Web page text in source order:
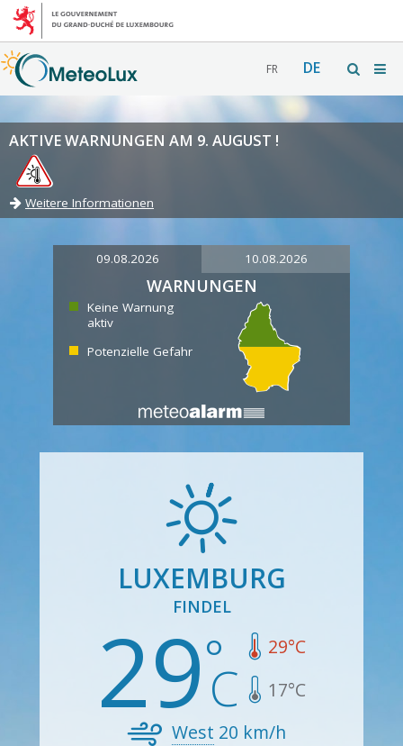
FR DE
AKTIVE WARNUNGEN AM 9. AUGUST !
Weitere Informationen
09.08.2026 10.08.2026
WARNUNGEN
Keine Warnung
aktiv
Potenzielle Gefahr
LUXEMBURG
FINDEL
29 29°C
17°C
West 20 km/h